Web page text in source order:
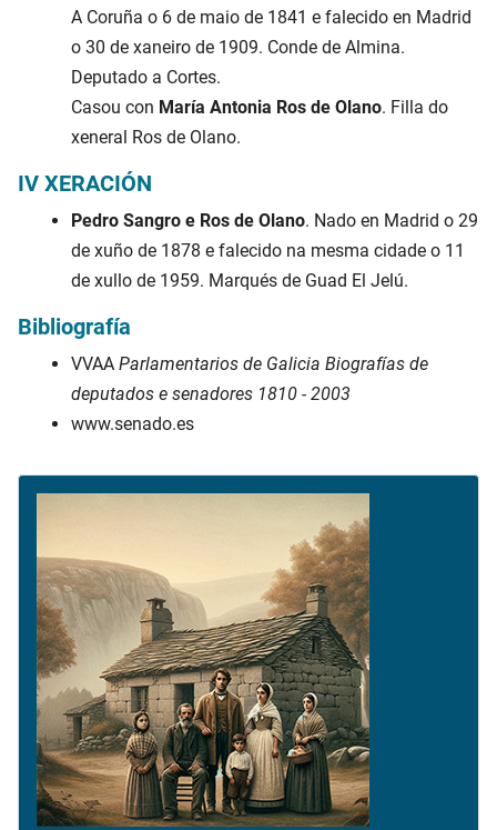
A Coruña o 6 de maio de 1841 e falecido en Madrid
o 30 de xaneiro de 1909. Conde de Almina.
Deputado a Cortes.
Casou con María Antonia Ros de Olano. Filla do
xeneral Ros de Olano.
IV XERACIÓN
Pedro Sangro e Ros de Olano. Nado en Madrid o 29
de xuño de 1878 e falecido na mesma cidade o 11
de xullo de 1959. Marqués de Guad El Jelú.
Bibliografía
VVAA Parlamentarios de Galicia Biografías de
deputados e senadores 1810 - 2003
www.senado.es